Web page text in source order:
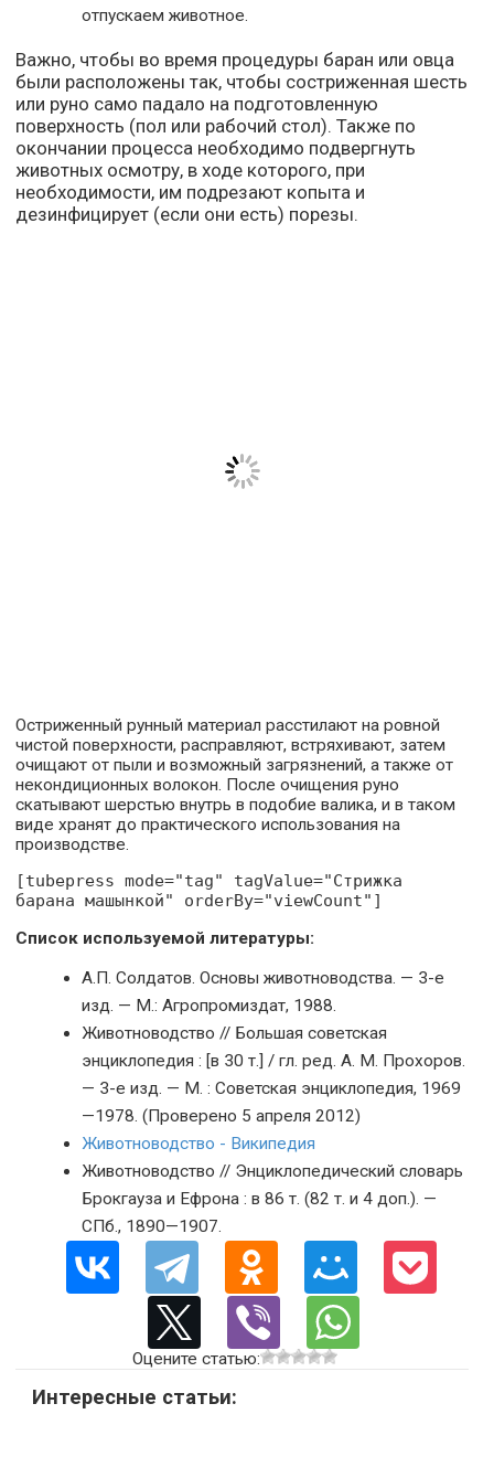
отпускаем животное.
Важно, чтобы во время процедуры баран или овца
были расположены так, чтобы состриженная шесть
или руно само падало на подготовленную
поверхность (пол или рабочий стол). Также по
окончании процесса необходимо подвергнуть
животных осмотру, в ходе которого, при
необходимости, им подрезают копыта и
дезинфицирует (если они есть) порезы.
Остриженный рунный материал расстилают на ровной
чистой поверхности, расправляют, встряхивают, затем
очищают от пыли и возможный загрязнений, а также от
некондиционных волокон. После очищения руно
скатывают шерстью внутрь в подобие валика, и в таком
виде хранят до практического использования на
производстве.
[tubepress mode="tag" tagValue="Стрижка
барана машынкой" orderBy="viewCount"]
Список используемой литературы:
А.П. Солдатов. Основы животноводства. — 3-е
изд. — М.: Агропромиздат, 1988.
Животноводство // Большая советская
энциклопедия : [в 30 т.] / гл. ред. А. М. Прохоров.
— 3-е изд. — М. : Советская энциклопедия, 1969
—1978. (Проверено 5 апреля 2012)
Животноводство - Википедия
Животноводство // Энциклопедический словарь
Брокгауза и Ефрона : в 86 т. (82 т. и 4 доп.). —
СПб., 1890—1907.
Оцените статью:
Интересные статьи: